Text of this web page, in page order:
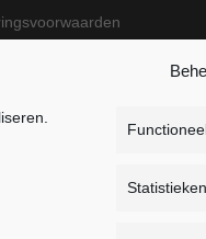
Statistieken